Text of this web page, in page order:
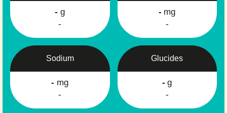
- g
-
- mg
-
Sodium
- mg
-
Glucides
- g
-